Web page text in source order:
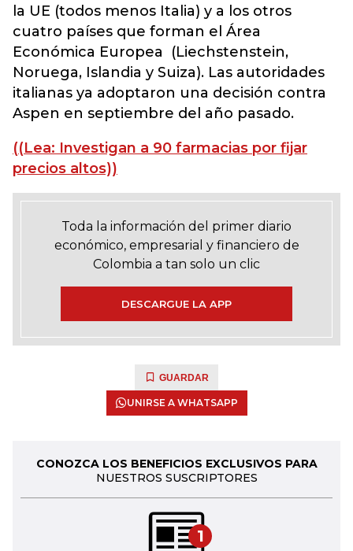
la UE (todos menos Italia) y a los otros
cuatro países que forman el Área
Económica Europea (Liechstenstein,
Noruega, Islandia y Suiza). Las autoridades
italianas ya adoptaron una decisión contra
Aspen en septiembre del año pasado.
((Lea: Investigan a 90 farmacias por fijar
precios altos))
Toda la información del primer diario
económico, empresarial y financiero de
Colombia a tan solo un clic
DESCARGUE LA APP
GUARDAR
UNIRSE A WHATSAPP
CONOZCA LOS BENEFICIOS EXCLUSIVOS PARA
NUESTROS SUSCRIPTORES
1